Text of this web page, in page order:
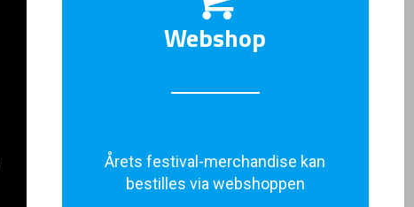
Webshop
Årets festival-merchandise kan
bestilles via webshoppen